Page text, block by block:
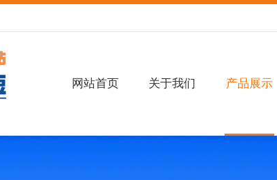
网站首页 关于我们 产品展示